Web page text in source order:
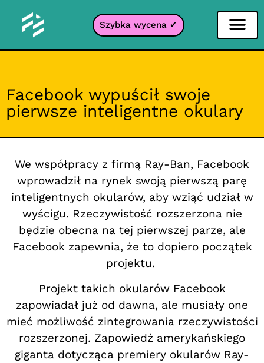
Szybka wycena ✔
Facebook wypuścił swoje
pierwsze inteligentne okulary
We współpracy z firmą Ray-Ban, Facebook
wprowadził na rynek swoją pierwszą parę
inteligentnych okularów, aby wziąć udział w
wyścigu. Rzeczywistość rozszerzona nie
będzie obecna na tej pierwszej parze, ale
Facebook zapewnia, że to dopiero początek
projektu.
Projekt takich okularów Facebook
zapowiadał już od dawna, ale musiały one
mieć możliwość zintegrowania rzeczywistości
rozszerzonej. Zapowiedź amerykańskiego
giganta dotycząca premiery okularów Ray-